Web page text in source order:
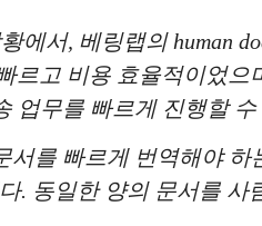
서, 베링랩의 human
르고 비용 효율적이었으
업무를 빠르게 진행할
서를 빠르게 번역해야
. 동일한 양의 문서를 사